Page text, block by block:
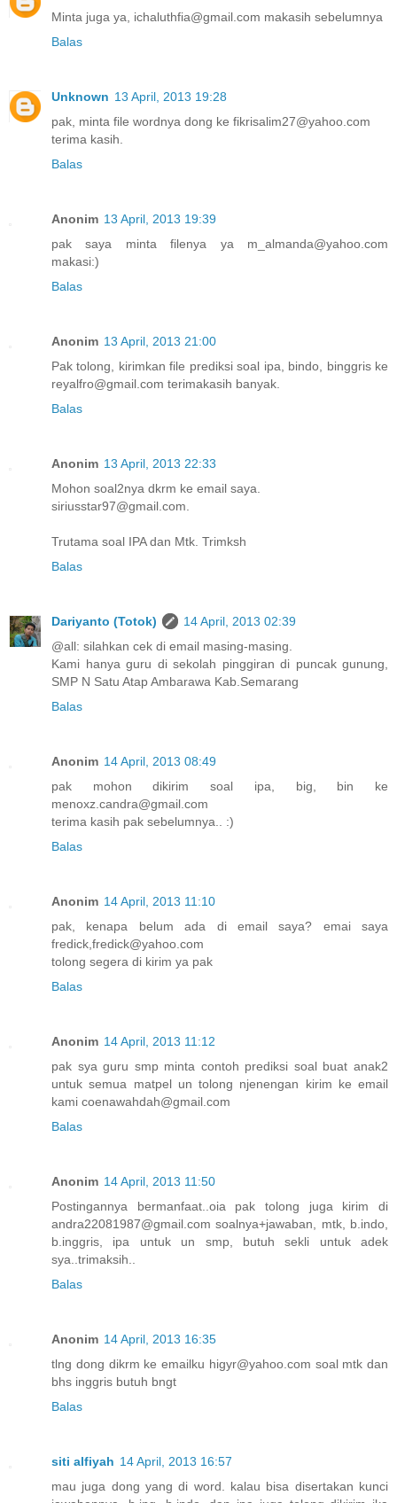
Minta juga ya, ichaluthfia@gmail.com makasih sebelumnya
Balas
Unknown 13 April, 2013 19:28
pak, minta file wordnya dong ke fikrisalim27@yahoo.com
terima kasih.
Balas
Anonim 13 April, 2013 19:39
pak saya minta filenya ya m_almanda@yahoo.com
makasi:)
Balas
Anonim 13 April, 2013 21:00
Pak tolong, kirimkan file prediksi soal ipa, bindo, binggris ke
reyalfro@gmail.com terimakasih banyak.
Balas
Anonim 13 April, 2013 22:33
Mohon soal2nya dkrm ke email saya.
siriusstar97@gmail.com.
Trutama soal IPA dan Mtk. Trimksh
Balas
Dariyanto (Totok)
14 April, 2013 02:39
@all: silahkan cek di email masing-masing.
Kami hanya guru di sekolah pinggiran di puncak gunung,
SMP N Satu Atap Ambarawa Kab.Semarang
Balas
Anonim 14 April, 2013 08:49
pak mohon dikirim soal ipa, big, bin ke
menoxz.candra@gmail.com
terima kasih pak sebelumnya.. :)
Balas
Anonim 14 April, 2013 11:10
pak, kenapa belum ada di email saya? emai saya
fredick,fredick@yahoo.com
tolong segera di kirim ya pak
Balas
Anonim 14 April, 2013 11:12
pak sya guru smp minta contoh prediksi soal buat anak2
untuk semua matpel un tolong njenengan kirim ke email
kami coenawahdah@gmail.com
Balas
Anonim 14 April, 2013 11:50
Postingannya bermanfaat..oia pak tolong juga kirim di
andra22081987@gmail.com soalnya+jawaban, mtk, b.indo,
b.inggris, ipa untuk un smp, butuh sekli untuk adek
sya..trimaksih..
Balas
Anonim 14 April, 2013 16:35
tlng dong dikrm ke emailku higyr@yahoo.com soal mtk dan
bhs inggris butuh bngt
Balas
siti alfiyah 14 April, 2013 16:57
mau juga dong yang di word. kalau bisa disertakan kunci